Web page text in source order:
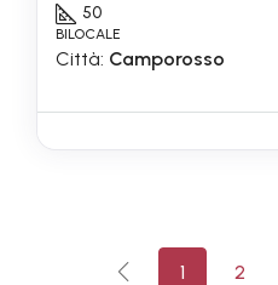
50
BILOCALE
Città: Camporosso
1 2